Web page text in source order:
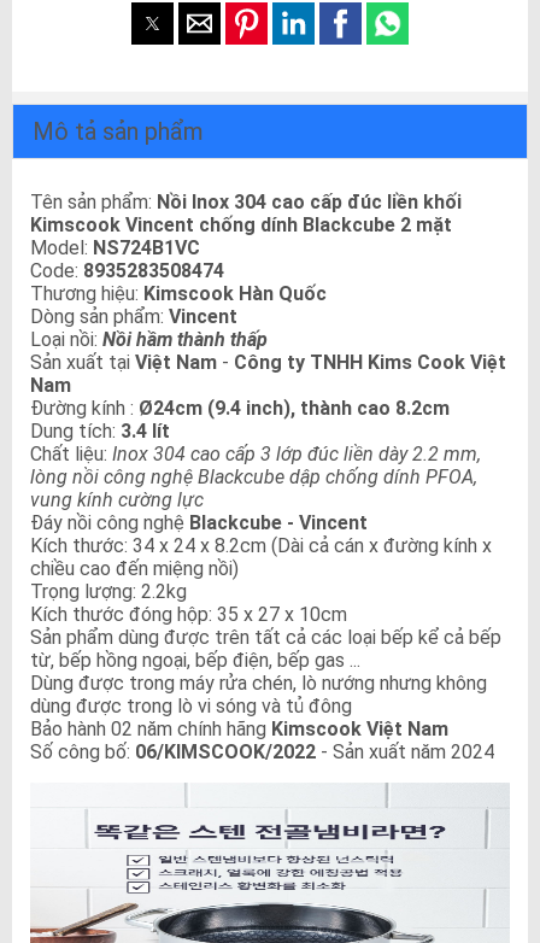
Mô tả sản phẩm
Tên sản phẩm: Nồi Inox 304 cao cấp đúc liền khối
Kimscook Vincent chống dính Blackcube 2 mặt
Model: NS724B1VC
Code: 8935283508474
Thương hiệu: Kimscook Hàn Quốc
Dòng sản phẩm: Vincent
Loại nồi: Nồi hầm thành thấp
Sản xuất tại Việt Nam - Công ty TNHH Kims Cook Việt
Nam
Đường kính : Ø24cm (9.4 inch), thành cao 8.2cm
Dung tích: 3.4 lít
Chất liệu: Inox 304 cao cấp 3 lớp đúc liền dày 2.2 mm,
lòng nồi công nghệ Blackcube dập chống dính PFOA,
vung kính cường lực
Đáy nồi công nghệ Blackcube - Vincent
Kích thước: 34 x 24 x 8.2cm (Dài cả cán x đường kính x
chiều cao đến miệng nồi)
Trọng lượng: 2.2kg
Kích thước đóng hộp: 35 x 27 x 10cm
Sản phẩm dùng được trên tất cả các loại bếp kể cả bếp
từ, bếp hồng ngoại, bếp điện, bếp gas ...
Dùng được trong máy rửa chén, lò nướng nhưng không
dùng được trong lò vi sóng và tủ đông
Bảo hành 02 năm chính hãng Kimscook Việt Nam
Số công bố: 06/KIMSCOOK/2022 - Sản xuất năm 2024